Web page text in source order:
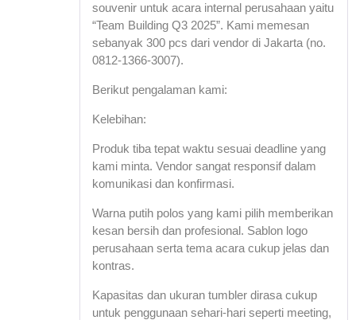
souvenir untuk acara internal perusahaan yaitu
“Team Building Q3 2025”. Kami memesan
sebanyak 300 pcs dari vendor di Jakarta (no.
0812-1366-3007).
Berikut pengalaman kami:
Kelebihan:
Produk tiba tepat waktu sesuai deadline yang
kami minta. Vendor sangat responsif dalam
komunikasi dan konfirmasi.
Warna putih polos yang kami pilih memberikan
kesan bersih dan profesional. Sablon logo
perusahaan serta tema acara cukup jelas dan
kontras.
Kapasitas dan ukuran tumbler dirasa cukup
untuk penggunaan sehari-hari seperti meeting,